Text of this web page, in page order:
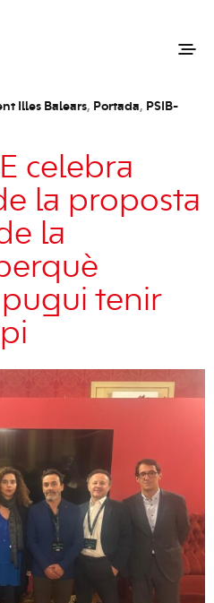
Illes Balears, Portada, PSIB-
celebra
la proposta
la
tenir